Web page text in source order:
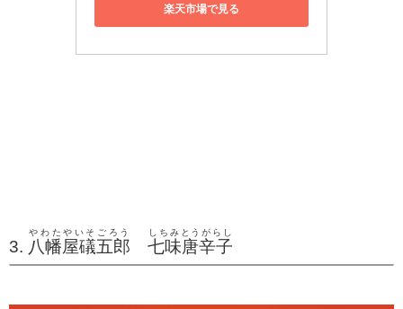
楽天市場で見る
3. 八幡屋礒五郎
やわたやいそごろう
七味唐辛子
しちみとうがらし